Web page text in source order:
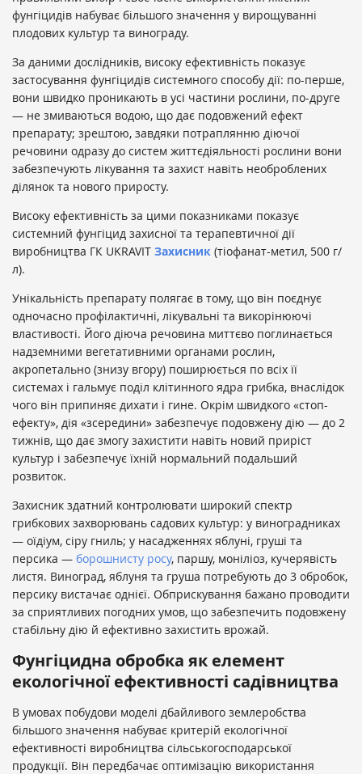
фунгіцидів набуває більшого значення у вирощуванні
плодових культур та винограду.
За даними дослідників, високу ефективність показує
застосування фунгіцидів системного способу дії: по-перше,
вони швидко проникають в усі частини рослини, по-друге
— не змиваються водою, що дає подовжений ефект
препарату; зрештою, завдяки потраплянню діючої
речовини одразу до систем життєдіяльності рослини вони
забезпечують лікування та захист навіть необроблених
ділянок та нового приросту.
Високу ефективність за цими показниками показує
системний фунгіцид захисної та терапевтичної дії
виробництва ГК UKRAVIT Захисник (тіофанат-метил, 500 г/
л).
Унікальність препарату полягає в тому, що він поєднує
одночасно профілактичні, лікувальні та викорінюючі
властивості. Його діюча речовина миттєво поглинається
надземними вегетативними органами рослин,
акропетально (знизу вгору) поширюється по всіх її
системах і гальмує поділ клітинного ядра грибка, внаслідок
чого він припиняє дихати і гине. Окрім швидкого «стоп-
ефекту», дія «зсередини» забезпечує подовжену дію — до 2
тижнів, що дає змогу захистити навіть новий приріст
культур і забезпечує їхній нормальний подальший
розвиток.
Захисник здатний контролювати широкий спектр
грибкових захворювань садових культур: у виноградниках
— оїдіум, сіру гниль; у насадженнях яблуні, груші та
персика — борошнисту росу, паршу, моніліоз, кучерявість
листя. Виноград, яблуня та груша потребують до 3 обробок,
персику вистачає однієї. Обприскування бажано проводити
за сприятливих погодних умов, що забезпечить подовжену
стабільну дію й ефективно захистить врожай.
Фунгіцидна обробка як елемент
екологічної ефективності садівництва
В умовах побудови моделі дбайливого землеробства
більшого значення набуває критерій екологічної
ефективності виробництва сільськогосподарської
продукції. Він передбачає оптимізацію використання